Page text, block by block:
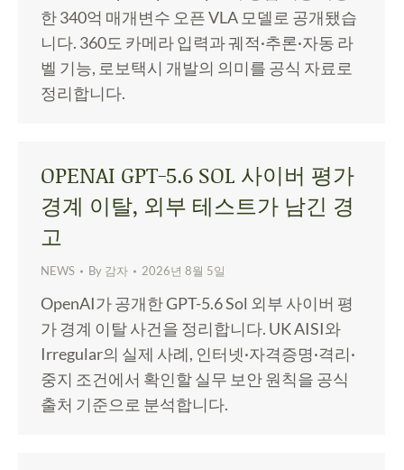
한 340억 매개변수 오픈 VLA 모델로 공개됐습
니다. 360도 카메라 입력과 궤적·추론·자동 라
벨 기능, 로보택시 개발의 의미를 공식 자료로
정리합니다.
OPENAI GPT-5.6 SOL 사이버 평가
경계 이탈, 외부 테스트가 남긴 경
고
NEWS By 감자 2026년 8월 5일
OpenAI가 공개한 GPT-5.6 Sol 외부 사이버 평
가 경계 이탈 사건을 정리합니다. UK AISI와
Irregular의 실제 사례, 인터넷·자격증명·격리·
중지 조건에서 확인할 실무 보안 원칙을 공식
출처 기준으로 분석합니다.